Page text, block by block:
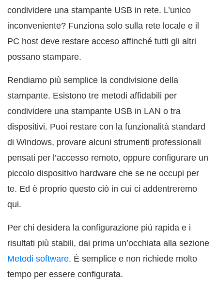
condividere una stampante USB in rete. L’unico
inconveniente? Funziona solo sulla rete locale e il
PC host deve restare acceso affinché tutti gli altri
possano stampare.
Rendiamo più semplice la condivisione della
stampante. Esistono tre metodi affidabili per
condividere una stampante USB in LAN o tra
dispositivi. Puoi restare con la funzionalità standard
di Windows, provare alcuni strumenti professionali
pensati per l’accesso remoto, oppure configurare un
piccolo dispositivo hardware che se ne occupi per
te. Ed è proprio questo ciò in cui ci addentreremo
qui.
Per chi desidera la configurazione più rapida e i
risultati più stabili, dai prima un’occhiata alla sezione
Metodi software. È semplice e non richiede molto
tempo per essere configurata.